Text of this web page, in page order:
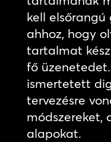
kell
ahhoz, hogy
tartalmat
fő
ismertetett
tervezésre
módszereket,
alapokat.